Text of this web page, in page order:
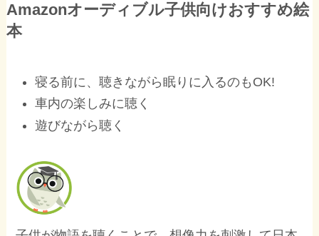
Amazonオーディブル子供向けおすすめ絵
本
寝る前に、聴きながら眠りに入るのもOK!
車内の楽しみに聴く
遊びながら聴く